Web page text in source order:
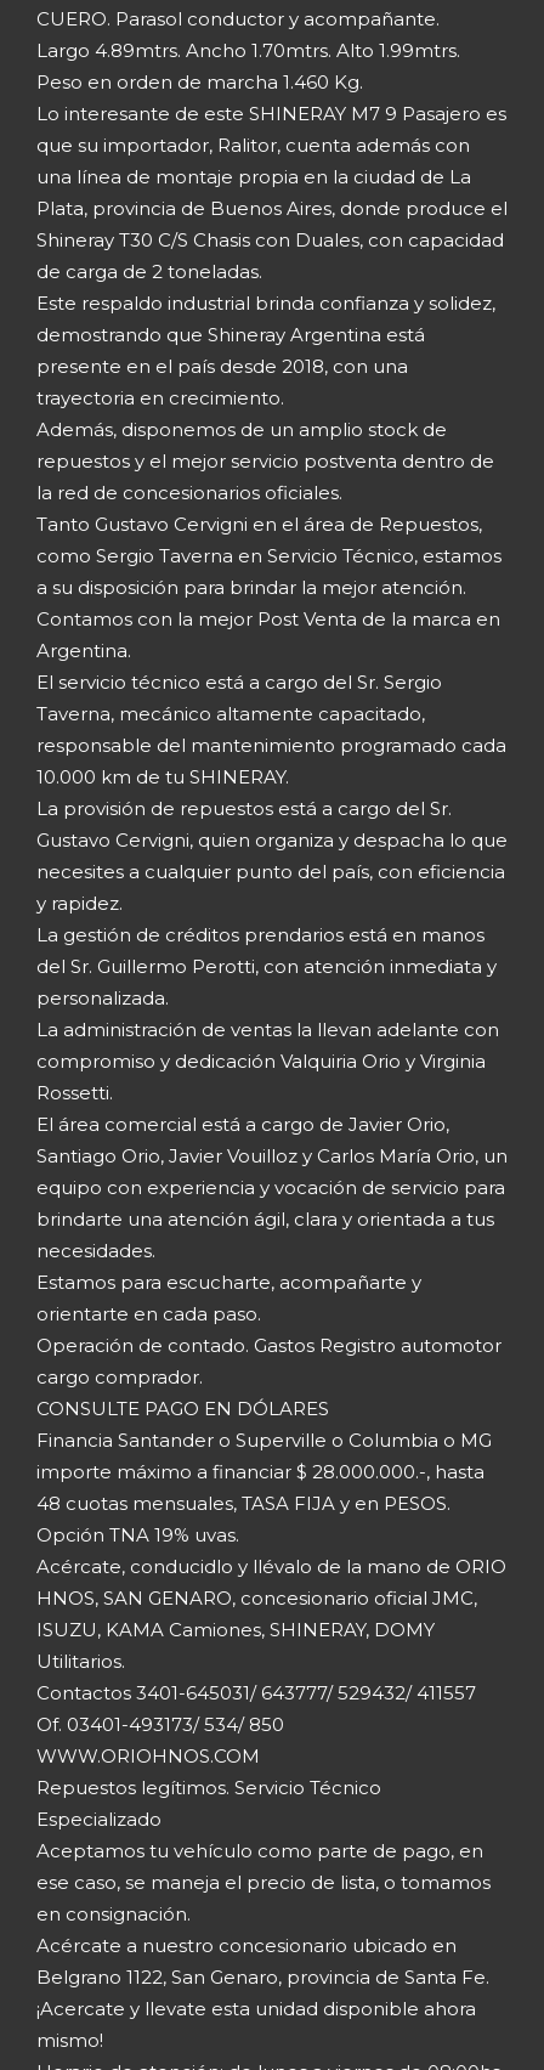
CUERO. Parasol conductor y acompañante.
Largo 4.89mtrs. Ancho 1.70mtrs. Alto 1.99mtrs.
Peso en orden de marcha 1.460 Kg.
Lo interesante de este SHINERAY M7 9 Pasajero es
que su importador, Ralitor, cuenta además con
una línea de montaje propia en la ciudad de La
Plata, provincia de Buenos Aires, donde produce el
Shineray T30 C/S Chasis con Duales, con capacidad
de carga de 2 toneladas.
Este respaldo industrial brinda confianza y solidez,
demostrando que Shineray Argentina está
presente en el país desde 2018, con una
trayectoria en crecimiento.
Además, disponemos de un amplio stock de
repuestos y el mejor servicio postventa dentro de
la red de concesionarios oficiales.
Tanto Gustavo Cervigni en el área de Repuestos,
como Sergio Taverna en Servicio Técnico, estamos
a su disposición para brindar la mejor atención.
Contamos con la mejor Post Venta de la marca en
Argentina.
El servicio técnico está a cargo del Sr. Sergio
Taverna, mecánico altamente capacitado,
responsable del mantenimiento programado cada
10.000 km de tu SHINERAY.
La provisión de repuestos está a cargo del Sr.
Gustavo Cervigni, quien organiza y despacha lo que
necesites a cualquier punto del país, con eficiencia
y rapidez.
La gestión de créditos prendarios está en manos
del Sr. Guillermo Perotti, con atención inmediata y
personalizada.
La administración de ventas la llevan adelante con
compromiso y dedicación Valquiria Orio y Virginia
Rossetti.
El área comercial está a cargo de Javier Orio,
Santiago Orio, Javier Vouilloz y Carlos María Orio, un
equipo con experiencia y vocación de servicio para
brindarte una atención ágil, clara y orientada a tus
necesidades.
Estamos para escucharte, acompañarte y
orientarte en cada paso.
Operación de contado. Gastos Registro automotor
cargo comprador.
CONSULTE PAGO EN DÓLARES
Financia Santander o Superville o Columbia o MG
importe máximo a financiar $ 28.000.000.-, hasta
48 cuotas mensuales, TASA FIJA y en PESOS.
Opción TNA 19% uvas.
Acércate, conducidlo y llévalo de la mano de ORIO
HNOS, SAN GENARO, concesionario oficial JMC,
ISUZU, KAMA Camiones, SHINERAY, DOMY
Utilitarios.
Contactos 3401-645031/ 643777/ 529432/ 411557
Of. 03401-493173/ 534/ 850
WWW.ORIOHNOS.COM
Repuestos legítimos. Servicio Técnico
Especializado
Aceptamos tu vehículo como parte de pago, en
ese caso, se maneja el precio de lista, o tomamos
en consignación.
Acércate a nuestro concesionario ubicado en
Belgrano 1122, San Genaro, provincia de Santa Fe.
¡Acercate y llevate esta unidad disponible ahora
mismo!